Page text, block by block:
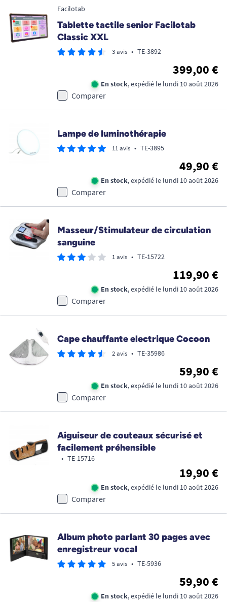
Facilotab
Tablette tactile senior Facilotab
Classic XXL
3 avis • TE-3892
399,00 €
En stock, expédié le lundi 10 août 2026
Comparer
Lampe de luminothérapie
11 avis • TE-3895
49,90 €
En stock, expédié le lundi 10 août 2026
Comparer
Masseur/Stimulateur de circulation
sanguine
1 avis • TE-15722
119,90 €
En stock, expédié le lundi 10 août 2026
Comparer
Cape chauffante electrique Cocoon
2 avis • TE-35986
59,90 €
En stock, expédié le lundi 10 août 2026
Comparer
Aiguiseur de couteaux sécurisé et
facilement préhensible
• TE-15716
19,90 €
En stock, expédié le lundi 10 août 2026
Comparer
Album photo parlant 30 pages avec
enregistreur vocal
5 avis • TE-5936
59,90 €
En stock, expédié le lundi 10 août 2026